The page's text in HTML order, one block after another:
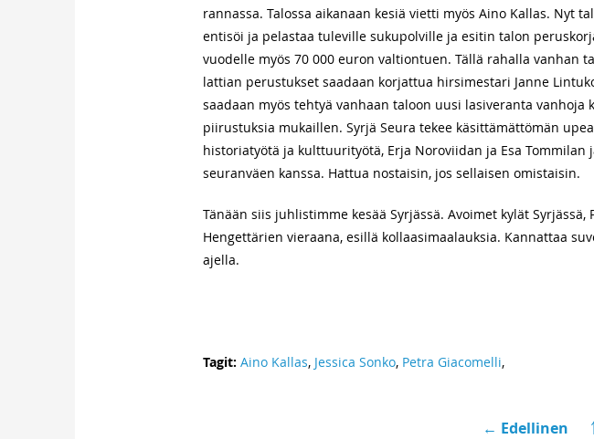
rannassa. Talossa aikanaan kesiä vietti myös Aino Kallas. Nyt
entisöi ja pelastaa tuleville sukupolville ja esitin talon
vuodelle myös 70 000 euron valtiontuen. Tällä rahalla vanhan
lattian perustukset saadaan korjattua hirsimestari Janne
saadaan myös tehtyä vanhaan taloon uusi lasiveranta vanhoja
piirustuksia mukaillen. Syrjä Seura tekee käsittämättömän
historiatyötä ja kulttuurityötä, Erja Noroviidan ja Esa Tommilan
seuranväen kanssa. Hattua nostaisin, jos sellaisen omistaisin.
Tänään siis juhlistimme kesää Syrjässä. Avoimet kylät Syrjässä,
Hengettärien vieraana, esillä kollaasimaalauksia. Kannattaa
ajella.
Tagit: Aino Kallas, Jessica Sonko, Petra Giacomelli,
← Edellinen